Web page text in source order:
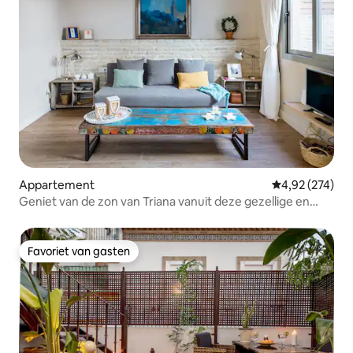
Appartement Gemiddelde
4,92 (274)
Geniet van de zon van Triana vanuit deze gezellige en
Favoriet van gasten
Favoriet van gasten